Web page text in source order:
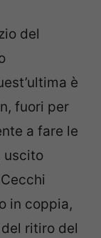
del
è
fuori per
a fare le
uscito
in coppia,
ritiro del